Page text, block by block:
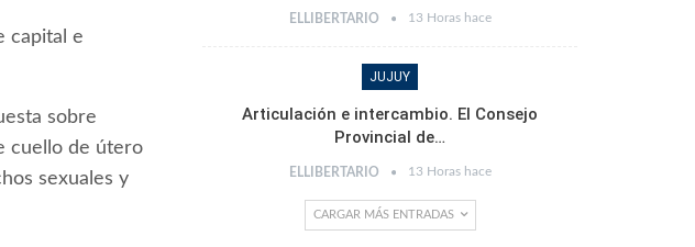
capital e
sobre
cuello de útero
sexuales y
ELLIBERTARIO 13 Horas hace
JUJUY
Articulación e intercambio. El Consejo
Provincial de…
ELLIBERTARIO 13 Horas hace
CARGAR MÁS ENTRADAS